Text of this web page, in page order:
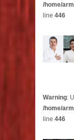
/home/
line 446
Warning:
/home/
line 446